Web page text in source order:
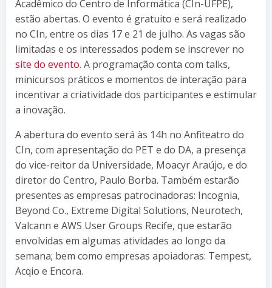
Acadêmico do Centro de Informática (CIn-UFPE),
estão abertas. O evento é gratuito e será realizado
no CIn, entre os dias 17 e 21 de julho. As vagas são
limitadas e os interessados podem se inscrever no
site do evento. A programação conta com talks,
minicursos práticos e momentos de interação para
incentivar a criatividade dos participantes e estimular
a inovação.
A abertura do evento será às 14h no Anfiteatro do
CIn, com apresentação do PET e do DA, a presença
do vice-reitor da Universidade, Moacyr Araújo, e do
diretor do Centro, Paulo Borba. Também estarão
presentes as empresas patrocinadoras: Incognia,
Beyond Co., Extreme Digital Solutions, Neurotech,
Valcann e AWS User Groups Recife, que estarão
envolvidas em algumas atividades ao longo da
semana; bem como empresas apoiadoras: Tempest,
Acqio e Encora.